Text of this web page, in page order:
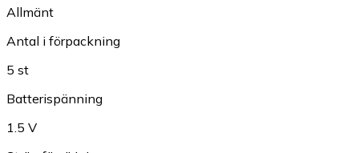
Allmänt
Antal i förpackning
5 st
Batterispänning
1.5 V